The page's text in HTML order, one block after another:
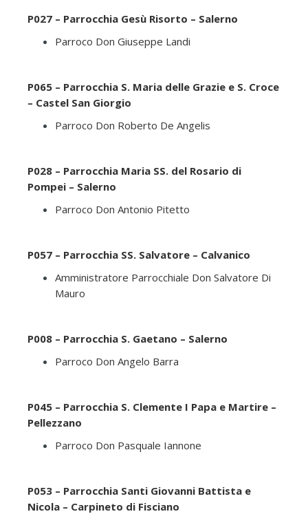
P027 – Parrocchia Gesù Risorto – Salerno
Parroco Don Giuseppe Landi
P065 – Parrocchia S. Maria delle Grazie e S. Croce
– Castel San Giorgio
Parroco Don Roberto De Angelis
P028 – Parrocchia Maria SS. del Rosario di
Pompei – Salerno
Parroco Don Antonio Pitetto
P057 – Parrocchia SS. Salvatore – Calvanico
Amministratore Parrocchiale Don Salvatore Di
Mauro
P008 – Parrocchia S. Gaetano – Salerno
Parroco Don Angelo Barra
P045 – Parrocchia S. Clemente I Papa e Martire –
Pellezzano
Parroco Don Pasquale Iannone
P053 – Parrocchia Santi Giovanni Battista e
Nicola – Carpineto di Fisciano